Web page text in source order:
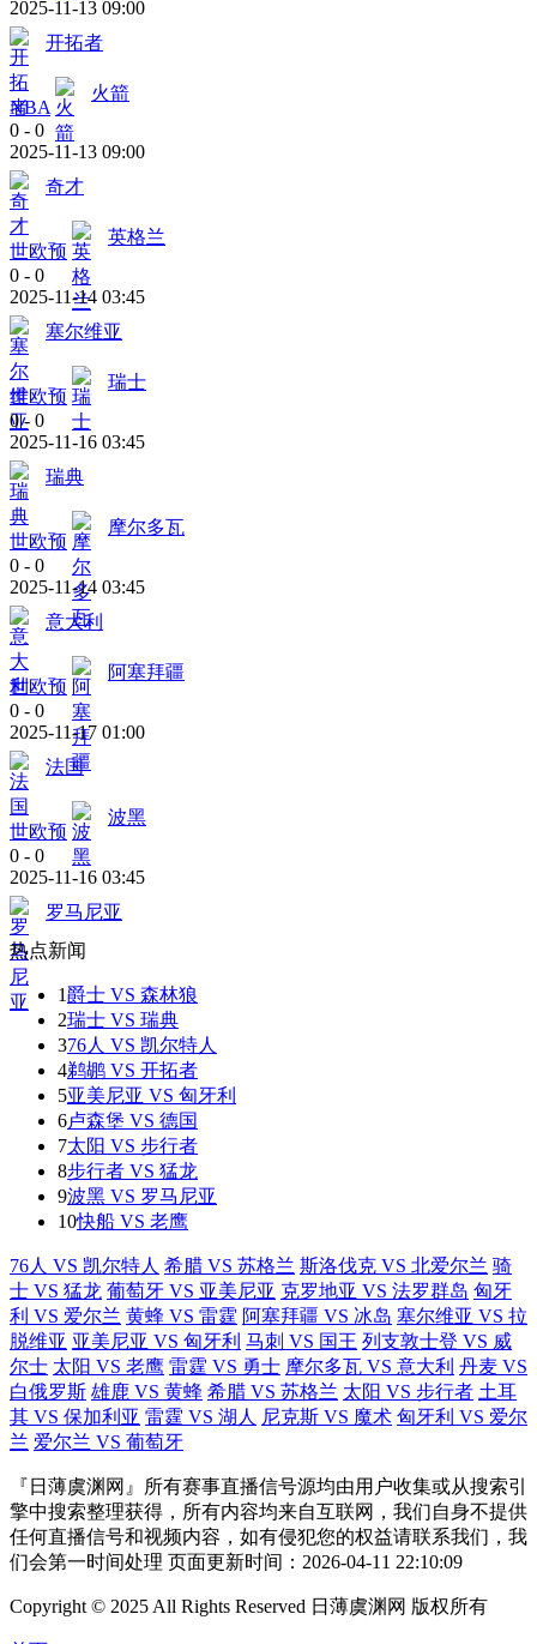
2025-11-13 09:00
开拓者
NBA
火箭
0 - 0
2025-11-13 09:00
奇才
世欧预
英格兰
0 - 0
2025-11-14 03:45
塞尔维亚
世欧预
瑞士
0 - 0
2025-11-16 03:45
瑞典
世欧预
摩尔多瓦
0 - 0
2025-11-14 03:45
意大利
世欧预
阿塞拜疆
0 - 0
2025-11-17 01:00
法国
世欧预
波黑
0 - 0
2025-11-16 03:45
罗马尼亚
热点新闻
1爵士 VS 森林狼
2瑞士 VS 瑞典
376人 VS 凯尔特人
4鹈鹕 VS 开拓者
5亚美尼亚 VS 匈牙利
6卢森堡 VS 德国
7太阳 VS 步行者
8步行者 VS 猛龙
9波黑 VS 罗马尼亚
10快船 VS 老鹰
76人 VS 凯尔特人 希腊 VS 苏格兰 斯洛伐克 VS 北爱尔兰 骑
士 VS 猛龙 葡萄牙 VS 亚美尼亚 克罗地亚 VS 法罗群岛 匈牙
利 VS 爱尔兰 黄蜂 VS 雷霆 阿塞拜疆 VS 冰岛 塞尔维亚 VS 拉
脱维亚 亚美尼亚 VS 匈牙利 马刺 VS 国王 列支敦士登 VS 威
尔士 太阳 VS 老鹰 雷霆 VS 勇士 摩尔多瓦 VS 意大利 丹麦 VS
白俄罗斯 雄鹿 VS 黄蜂 希腊 VS 苏格兰 太阳 VS 步行者 土耳
其 VS 保加利亚 雷霆 VS 湖人 尼克斯 VS 魔术 匈牙利 VS 爱尔
兰 爱尔兰 VS 葡萄牙
『日薄虞渊网』所有赛事直播信号源均由用户收集或从搜索引
擎中搜索整理获得，所有内容均来自互联网，我们自身不提供
任何直播信号和视频内容，如有侵犯您的权益请联系我们，我
们会第一时间处理 页面更新时间：2026-04-11 22:10:09
Copyright © 2025 All Rights Reserved 日薄虞渊网 版权所有